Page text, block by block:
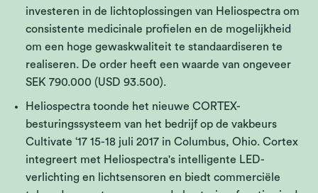
investeren in de lichtoplossingen van Heliospectra om
consistente medicinale profielen en de mogelijkheid
om een hoge gewaskwaliteit te standaardiseren te
realiseren. De order heeft een waarde van ongeveer
SEK 790.000 (USD 93.500).
Heliospectra toonde het nieuwe CORTEX-
besturingssysteem van het bedrijf op de vakbeurs
Cultivate ‘17 15-18 juli 2017 in Columbus, Ohio. Cortex
integreert met Heliospectra's intelligente LED-
verlichting en lichtsensoren en biedt commerciële